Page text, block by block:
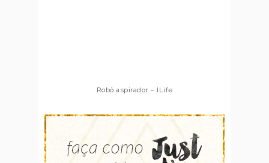
Robô aspirador – ILife